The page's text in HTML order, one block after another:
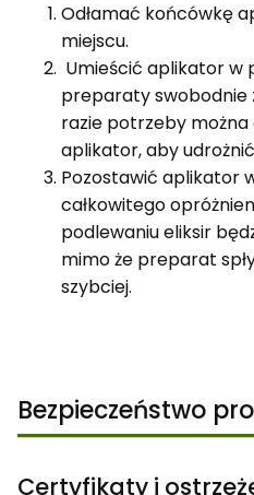
Odłamać końcówkę
miejscu.
Umieścić aplikator w
preparaty swobodnie
razie potrzeby
aplikator, aby
Pozostawić aplikator
całkowitego
podlewaniu eliksir
mimo że preparat
szybciej.
Bezpieczeństwo
Certyfikaty i